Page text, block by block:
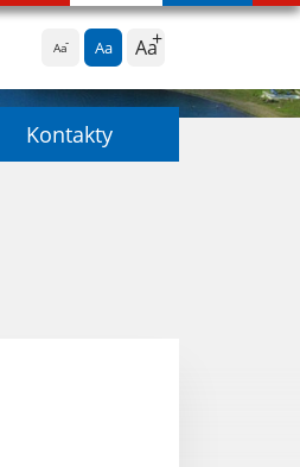
Aa Aa Aa
Kontakty